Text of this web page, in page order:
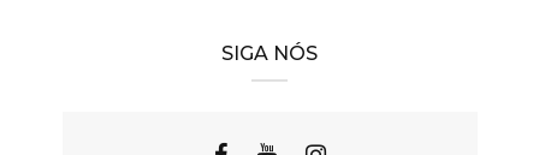
SIGA NÓS